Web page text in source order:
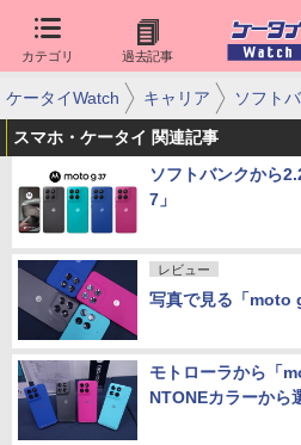
カテゴリ 過去記事
ケータイWatch キャリア ソフト
スマホ・ケータイ 関連記事
ソフトバンクから
7」
レビュー
写真で見る「moto
モトローラから「
NTONEカラーから